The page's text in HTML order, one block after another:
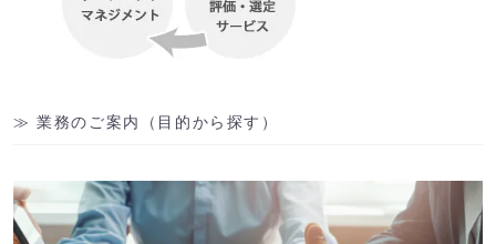
業務のご案内（目的から探す）